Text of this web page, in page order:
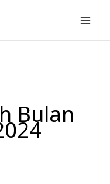
Bulan